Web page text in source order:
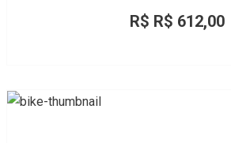
R$ R$ 612,00